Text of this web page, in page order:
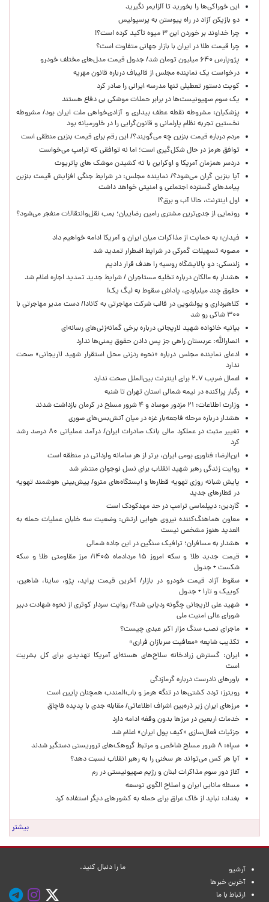
این خوراکی‌ها را بخورید تا آلزایمر نگیرید
دو بازیکن آزاد در راه پیوستن به پرسپولیس
چرا خداوند بر خوردن این ۳ میوه تأکید کرده است؟!
چرا قیمت طلا در ایران با بازار جهانی متفاوت است؟
پژوپارس ۶۴۰ میلیون تومان شد/ جدول قیمت مدل‌های مختلف خودرو
درخواست یک نماینده مجلس از قالیباف درباره قانون مهریه
کویت دستور تعطیلی تنها مدرسه ایرانی را صادر کرد
یک‌ سوم صهیونیست‌ها در برابر حملات موشکی بی دفاع هستند
پزشکیان: مشروطه نقطه عطف بیداری و آزادی‌خواهی ملت ایران بود/ مشروطه
نخستین تجربه نظام پارلمانی و قانون‌گرایی را در خاورمیانه بود
مردم درباره قیمت بنزین چه می‌گویند؟/ این رقم برای قیمت بنزین منطقی است
توافق هرمز در حال شکل‌گیری است؛ اما نه توافقی که ترامپ می‌خواست
دردسر همزمان آمریکا و اوکراین با ته کشیدن موشک های پاتریوت
آیا بنزین گران می‌شود؟/ نماینده مجلس: در شرایط جنگی افزایش قیمت بنزین
پیامدهای گسترده اجتماعی و امنیتی خواهد داشت
اول اینترنت، حالا آب و برق؟!
رونمایی از جدی‌ترین مشتری رامین رضاییان؛ بمب نقل‌وانتقالات منفجر می‌شود؟
فیدان: به حمایت از مذاکرات میان ایران و آمریکا ادامه خواهیم داد
مصوبه تسهیلات گمرکی در شرایط اضطرار تمدید شد
زلنسکی: دو پالایشگاه روسیه را هدف قرار دادیم
هشدار به مالکان درباره تخلیه مستاجران / شرایط جدید تمدید اجاره اعلام شد
حقوق چند میلیاردی، پاداش سقوط به لیگ یک!
کلاهبرداری و پولشویی در قالب شرکت مهاجرتی به کانادا/ دست مدیر مهاجرتی با
۳۰۰ شاکی رو شد
بیانیه خانواده شهید لاریجانی درباره برخی گمانه‌زنی‌های رسانه‌ای
انصارالله: عربستان راهی جز پس دادن حقوق یمنی‌ها ندارد
ادعای نماینده مجلس درباره «نحوه ردزنی محل استقرار شهید لاریجانی» صحت
ندارد
اعمال ضریب ۲.۷ برای اینترنت بین‌الملل صحت ندارد
رگبار پراکنده در نیمه شمالی استان تهران تا شنبه
وزارت اطلاعات: ۲۱ مزدور موساد و ۴ شرور مسلح در کرمان بازداشت شدند
هشدار درباره مرحله فاجعه‌بار غزه در میان آتش‌بس‌های صوری
تغییر مثبت در عملکرد مالی بانک صادرات ایران/ درآمد عملیاتی ۸۰ درصد رشد
کرد
ابن‌الرضا: فناوری بومی ایران، برتر از هر سامانه وارداتی در منطقه است
روایت زندگی رهبر شهید انقلاب برای نسل نوجوان منتشر شد
پایش شبانه روزی تهویه قطارها و ایستگاه‌های مترو/ پیش‌بینی هوشمند تهویه
در قطارهای جدید
گاردین: دیپلماسی ترامپ در حد مهدکودک است
معاون هماهنگ‌کننده نیروی هوایی ارتش: وضعیت سه خلبان عملیات حمله به
العدید هنوز مشخص نیست
هشدار به مسافران؛ ترافیک سنگین در این جاده شمالی
قیمت جدید طلا و سکه امروز ۱۵ مردادماه ۱۴۰۵/ مرز مقاومتی طلا و سکه
شکست + جدول
سقوط آزاد قیمت خودرو در بازار/ آخرین قیمت پراید، پژو، ساینا، شاهین،
کوییک و تارا + جدول
شهید علی لاریجانی چگونه ردیابی شد؟/ روایت سردار کوثری از نحوه شهادت دبیر
شورای عالی امنیت ملی
ماجرای نصب سنگ مزار اکبر عبدی چیست؟
تکذیب شایعه «معافیت سربازان فراری»
ایران: گسترش زرادخانه سلاح‌های هسته‌ای آمریکا تهدیدی برای کل بشریت
است
باورهای نادرست درباره گرمازدگی
رویترز: تردد کشتی‌ها در تنگه هرمز و باب‌المندب همچنان پایین است
مرزهای ایران زیر ذره‌بین اشراف اطلاعاتی/ مقابله جدی با پدیده قاچاق
خدمات اربعین در مرزها بدون وقفه ادامه دارد
جزئیات فعال‌سازی «کیف پول ایران» اعلام شد
سپاه: ۸ شرور مسلح شاخص و مرتبط گروهک‌های تروریستی دستگیر شدند
آیا هر کس می‌تواند هر سخنی را به رهبر انقلاب نسبت دهد؟
آغاز دور سوم مذاکرات لبنان و رژیم صهیونیستی در رم
مسئله مانایی ایران و اصلاح الگوی توسعه
بغداد: نباید از خاک عراق برای حمله به کشورهای دیگر استفاده کرد
بیشتر
آرشیو
آخرین خبرها
ارتباط با ما
ما را دنبال کنید.